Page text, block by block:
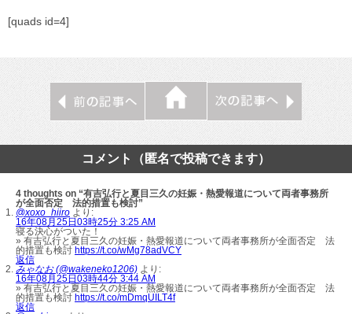
[quads id=4]
コメント（匿名で投稿できます）
4 thoughts on “有吉弘行と夏目三久の妊娠・熱愛報道について両者事務所
が全面否定 法的措置も検討”
@xoxo_hiiro より:
16年08月25日03時25分 3:25 AM
寝る決心がついた！
» 有吉弘行と夏目三久の妊娠・熱愛報道について両者事務所が全面否定 法
的措置も検討 https://t.co/wMg78adVCY
返信
みゃなお (@wakeneko1206) より:
16年08月25日03時44分 3:44 AM
» 有吉弘行と夏目三久の妊娠・熱愛報道について両者事務所が全面否定 法
的措置も検討 https://t.co/mDmqUILT4f
返信